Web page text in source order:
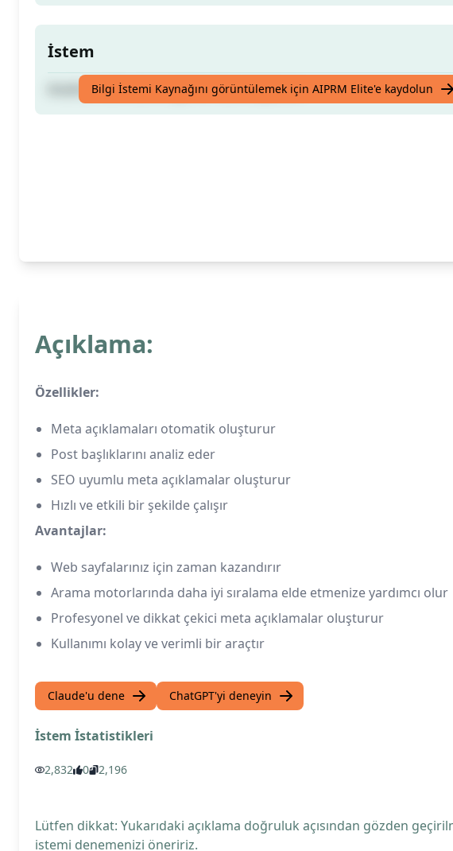
İstem
Anahtar kelimelerle ilgili bir liste oluşturun
Bilgi İstemi Kaynağını görüntülemek için AIPRM Elite'e kaydolun
Açıklama:
Özellikler:
Meta açıklamaları otomatik oluşturur
Post başlıklarını analiz eder
SEO uyumlu meta açıklamalar oluşturur
Hızlı ve etkili bir şekilde çalışır
Avantajlar:
Web sayfalarınız için zaman kazandırır
Arama motorlarında daha iyi sıralama elde etmenize yardımcı olur
Profesyonel ve dikkat çekici meta açıklamalar oluşturur
Kullanımı kolay ve verimli bir araçtır
Claude'u dene ChatGPT'yi deneyin
İstem İstatistikleri
2,832 0 2,196
Lütfen dikkat: Yukarıdaki açıklama doğruluk açısından gözden
istemi denemenizi öneririz.